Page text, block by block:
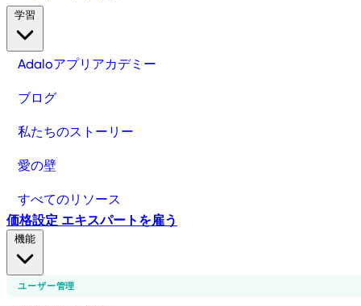
Adaloアプリアカデミー
ブログ
私たちのストーリー
愛の壁
すべてのリソース
価格設定 エキスパートを雇う
ユーザー管理